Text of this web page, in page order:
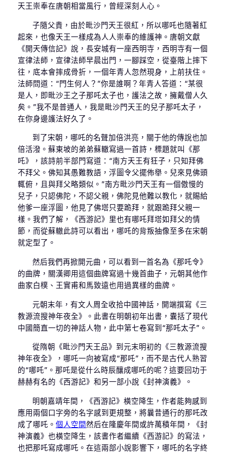
天王崇奉在唐朝相當風行，曾經深刻人心。
子隨父貴，由於毗沙門天王很紅，所以哪吒也隨著紅
起來，也像天王一樣成為人人崇奉的維護神。唐朝文獻
《開天傳信記》說，長安城有一座西明寺，西明寺有一個
宣律法師，宣律法師早晨出門，一腳踩空，從臺階上摔下
往，底本會摔成骨折，一個年青人忽然現身，上前扶住。
法師問道：“門生何人？”你是誰啊？年青人答道：“某很
是人，即毗沙王之子那吒太子也，護法之故，擁戴僧人久
矣。”我不是普通人，我是毗沙門天王的兒子那吒太子，
在你身邊護法好久了。
到了宋朝，哪吒的名聲加倍洪亮，關于他的傳說也加
倍活潑。蘇東坡的弟弟蘇轍寫過一首詩，標題就叫《那
吒》，該詩前半部門寫道：“南方天王有狂子，只知拜佛
不拜父。佛知其愚難教語，浮圖令父擺佈舉。兒來見佛頭
輒俯，且與拜父略類似。”南方毗沙門天王有一個傲慢的
兒子，只認佛陀，不認父親，佛陀見他難以教化，就賜給
他爹一座浮圖，他見了佛塔只要跪拜，就跟跪拜父親一
樣。我們了解，《西游記》里也有哪吒拜塔如拜父的情
節，而從蘇轍此詩可以看出，哪吒的背叛抽像至多在宋朝
就定型了。
然后我們再掀開元曲，可以看到一首名為《那吒令》
的曲牌，關漢卿用這個曲牌寫過十幾首曲子，元朝其他作
曲家白樸、王實甫和馬致遠也用過異樣的曲牌。
元朝末年，有文人周全收拾中國神話，開端撰寫《三
教源流搜神年夜全》。此書在明朝初年出書，囊括了現代
中國簡直一切的神話人物，此中第七卷寫到“那吒太子”。
從隋朝《毗沙門天王品》到元末明初的《三教源流搜
神年夜全》，哪吒一向被寫成“那吒”，而不是古代人熟習
的“哪吒”。那吒是從什么時辰釀成哪吒的呢？這要回功于
赫赫有名的《西游記》和另一部小說《封神演義》。
明朝嘉靖年間，《西游記》橫空降生，作者能夠感到
應用兩個口字旁的名字感到更規整，將曩昔通行的那吒改
成了哪吒。 個人空間然后在隆慶年間或許萬積年間，《封
神演義》也橫空降生，該書作者繼續《西游記》的寫法，
也把那吒寫成哪吒。在這兩部小說影響下，哪吒的名字終